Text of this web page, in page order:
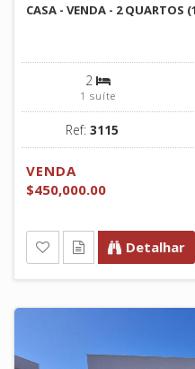
CASA - VENDA - 2 QUARTOS
2
1 suíte
Ref: 3115
VENDA
$450,000.00
Detalhar